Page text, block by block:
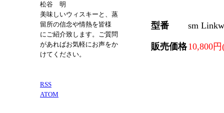
松谷 明
美味しいウィスキーと、蒸
留所の信念や情熱を皆様
にご紹介致します。ご質問
があればお気軽にお声をか
けてください。
RSS
ATOM
型番 sm
販売価格10,800